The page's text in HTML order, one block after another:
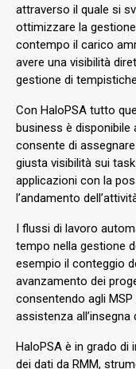
attraverso il quale si
ottimizzare la
contempo il carico
avere una visibilità
gestione di
Con HaloPSA tutto
business è disponibile
consente di
giusta visibilità sui
applicazioni con la
l’andamento
I flussi di lavoro
tempo nella gestione
esempio il conteggio
avanzamento dei
consentendo agli
assistenza all’insegna
HaloPSA è in grado
dei dati da RMM,